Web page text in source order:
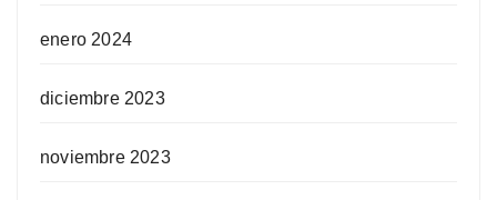
enero 2024
diciembre 2023
noviembre 2023